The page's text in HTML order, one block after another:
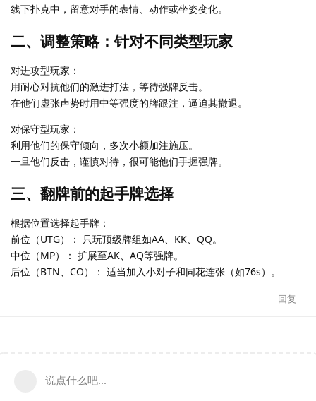
线下扑克中，留意对手的表情、动作或坐姿变化。
二、调整策略：针对不同类型玩家
对进攻型玩家：
用耐心对抗他们的激进打法，等待强牌反击。
在他们虚张声势时用中等强度的牌跟注，逼迫其撤退。
对保守型玩家：
利用他们的保守倾向，多次小额加注施压。
一旦他们反击，谨慎对待，很可能他们手握强牌。
三、翻牌前的起手牌选择
根据位置选择起手牌：
前位（UTG）： 只玩顶级牌组如AA、KK、QQ。
中位（MP）： 扩展至AK、AQ等强牌。
后位（BTN、CO）： 适当加入小对子和同花连张（如76s）。
回复
说点什么吧...